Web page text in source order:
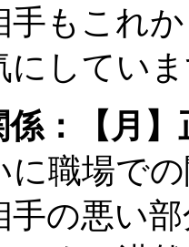
手もこれ
にしてい
：【月】
に職場で
手の悪い